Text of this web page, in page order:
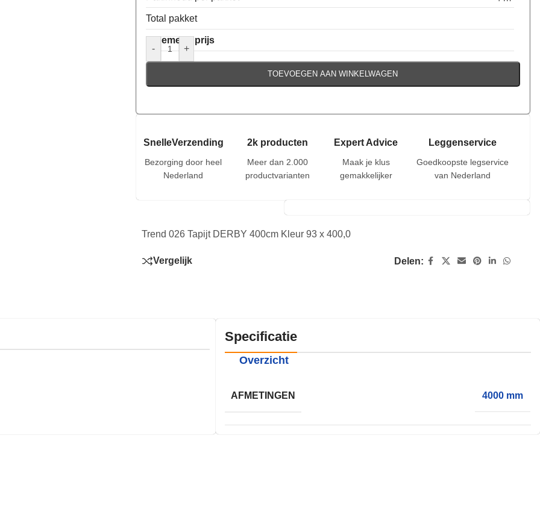
Total pakket
Algemene prijs
-
+
TOEVOEGEN AAN WINKELWAGEN
SnelleVerzending
Bezorging door heel
Nederland
2k producten
Meer dan 2.000
productvarianten
Expert Advice
Maak je klus
gemakkelijker
Leggenservice
Goedkoopste legservice
van Nederland
Trend 026 Tapijt DERBY 400cm Kleur 93 x 400,0
Vergelijk Delen:
Specificatie
Overzicht
AFMETINGEN 4000 mm